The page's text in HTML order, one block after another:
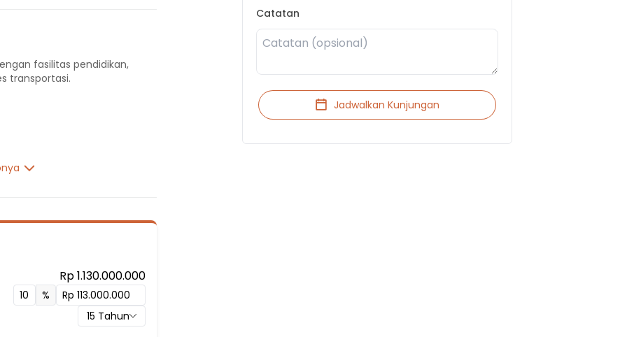
fasilitas pendidikan,
transportasi.
01
Rp 1.130.000.000
%
15 Tahun
Catatan
Jadwalkan Kunjungan